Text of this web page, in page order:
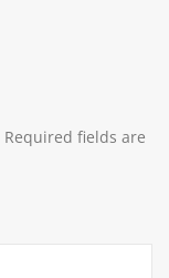
Required fields are